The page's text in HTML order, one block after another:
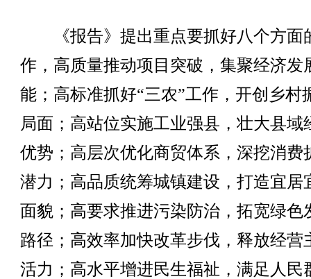
《报告》提出重点要抓好八个方面
作，高质量推动项目突破，集聚经济发
能；高标准抓好“三农”工作，开创乡村
局面；高站位实施工业强县，壮大县域
优势；高层次优化商贸体系，深挖消费
潜力；高品质统筹城镇建设，打造宜居
面貌；高要求推进污染防治，拓宽绿色
路径；高效率加快改革步伐，释放经营
活力；高水平增进民生福祉，满足人民